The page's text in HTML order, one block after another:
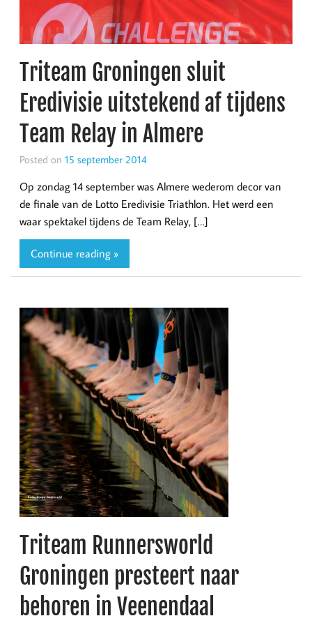
Triteam Groningen sluit
Eredivisie uitstekend af tijdens
Team Relay in Almere
Posted on 15 september 2014
Op zondag 14 september was Almere wederom decor van
de finale van de Lotto Eredivisie Triathlon. Het werd een
waar spektakel tijdens de Team Relay, […]
Continue reading »
Triteam Runnersworld
Groningen presteert naar
behoren in Veenendaal